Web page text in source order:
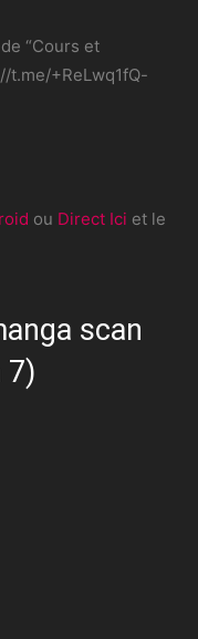
“Cours et
t.me/+ReLwq1fQ-
ou Direct Ici et le
scan
7)